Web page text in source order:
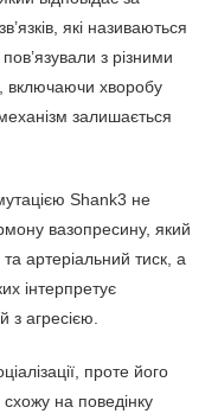
які називаються
з різними
включаючи хворобу
залишається
Shank3 не
вазопресину, який
артеріальний тиск, а
інтерпретує
з агресією.
проте його
на поведінку